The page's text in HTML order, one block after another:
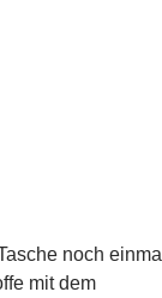
noch
mit dem